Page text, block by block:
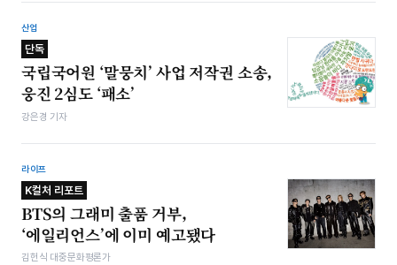
산업
단독
국립국어원 ‘말뭉치’ 사업 저작권 소송,
웅진 2심도 ‘패소’
강은경 기자
라이프
K컬처 리포트
BTS의 그래미 출품 거부,
‘에일리언스’에 이미 예고됐다
김헌식 대중문화평론가